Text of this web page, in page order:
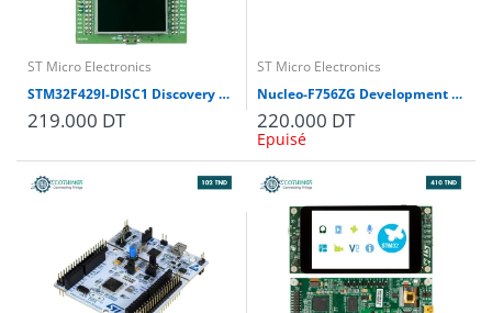
ST Micro Electronics
STM32F429I-DISC1 Discovery Kit STM32 ARM® Cortex M4 2MB
219.000 DT
ST Micro Electronics
Nucleo-F756ZG Development Board STM32F756ZGT6
220.000 DT
Epuisé